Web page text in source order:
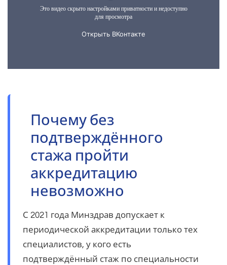
Почему без
подтверждённого
стажа пройти
аккредитацию
невозможно
С 2021 года Минздрав допускает к
периодической аккредитации только тех
специалистов, у кого есть
подтверждённый стаж по специальности